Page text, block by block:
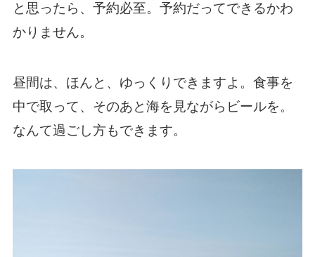
と思ったら、予約必至。予約だってできるかわ
かりません。
昼間は、ほんと、ゆっくりできますよ。食事を
中で取って、そのあと海を見ながらビールを。
なんて過ごし方もできます。